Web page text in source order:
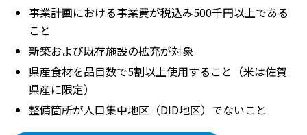
事業計画における事業費が税込み500千円以上である
こと
新築および既存施設の拡充が対象
県産食材を品目数で5割以上使用すること（米は佐賀
県産に限定）
整備箇所が人口集中地区（DID地区）でないこと